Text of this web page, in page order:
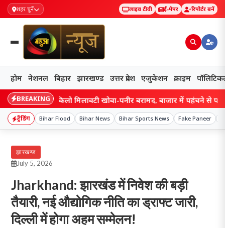
शहर चुनें लाइव टीवी ई-पेपर रिपोर्टर बनें
होम नेशनल बिहार झारखण्ड उत्तर प्रदेश एजुकेशन क्राइम
BREAKING
में 800 किलो मिलावटी खोवा-पनीर बरामद, बाजार में पहुंचने से पहले
ट्रेंडिंग Bihar Flood Bihar News Bihar Sports News Fake Paneer
झारखण्ड
July 5, 2026
Jharkhand: झारखंड में निवेश की बड़ी
तैयारी, नई औद्योगिक नीति का ड्राफ्ट जारी,
दिल्ली में होगा अहम सम्मेलन!